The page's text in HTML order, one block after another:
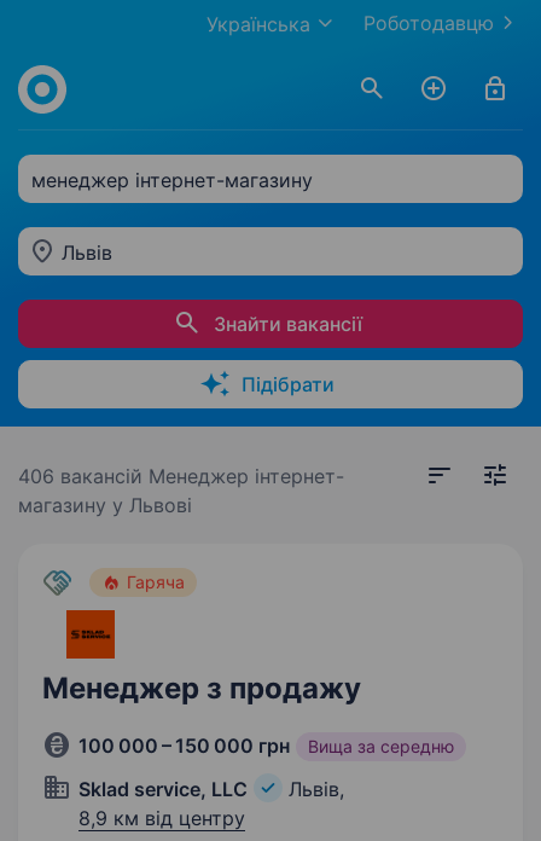
Роботодавцю
Українська
менеджер інтернет-магазину
Львів
Знайти вакансії
Підібрати
406 вакансій Менеджер інтернет-
магазину у Львові
Гаряча
Менеджер з продажу
100 000 – 150 000 грн Вища за середню
Sklad service, LLC
Львів,
8,9 км від центру